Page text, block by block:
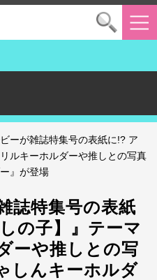
ーが雑誌特集号の表紙に!? ア
ルキーホルダーや推しとの写真
』が登場
誌特集号の表紙
の子】』テーマ
ーや推しとの写
しんキーホルダ